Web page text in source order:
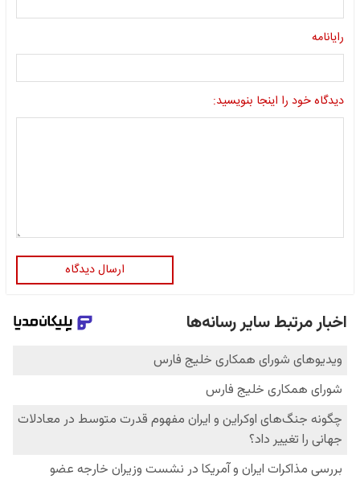
رایانامه
دیدگاه خود را اینجا بنویسید:
ارسال دیدگاه